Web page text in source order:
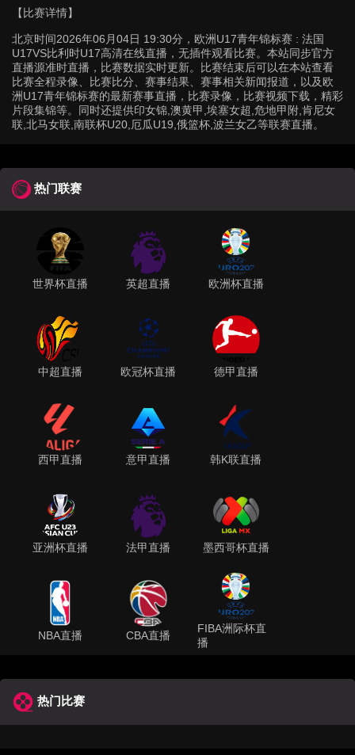
【比赛详情】
北京时间2026年06月04日 19:30分，欧洲U17青年锦标赛 : 法国
U17VS比利时U17高清在线直播，无插件观看比赛。本站同步官方
直播源准时直播，比赛数据实时更新。比赛结束后可以在本站查看
比赛全程录像、比赛比分、赛事结果、赛事相关新闻报道，以及欧
洲U17青年锦标赛的最新赛事直播，比赛录像，比赛视频下载，精彩
片段集锦等。同时还提供印女锦,澳黄甲,埃塞女超,危地甲附,肯尼女
联,北马女联,南联杯U20,厄瓜U19,俄篮杯,波兰女乙等联赛直播。
热门联赛
世界杯直播 英超直播 欧洲杯直播
中超直播 欧冠杯直播 德甲直播
西甲直播 意甲直播 韩K联直播
亚洲杯直播 法甲直播 墨西哥杯直播
NBA直播 CBA直播
FIBA洲际杯直
播
热门比赛